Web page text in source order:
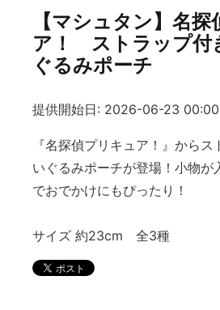
【マシュタン】名
ア！ ストラップ付
ぐるみポーチ
提供開始日: 2026-06-23
『名探偵プリキュア！』から
いぐるみポーチが登場！小物が
でおでかけにもぴったり！
サイズ 約23cm 全3種